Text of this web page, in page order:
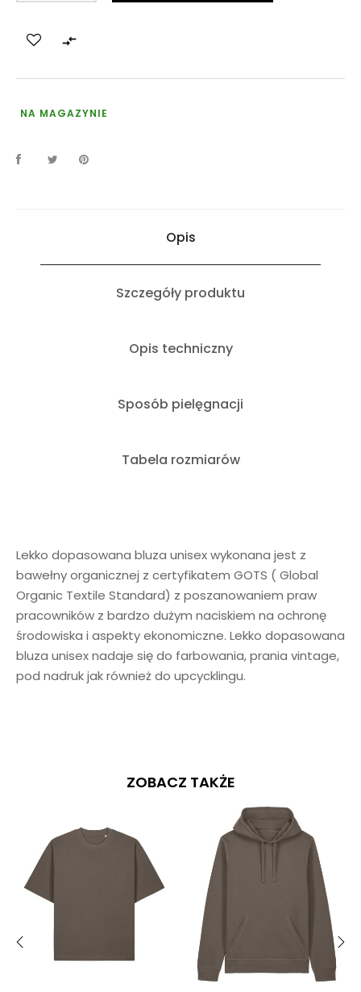

NA MAGAZYNIE
Opis
Szczegóły produktu
Opis techniczny
Sposób pielęgnacji
Tabela rozmiarów
Lekko dopasowana bluza unisex wykonana jest z
bawełny organicznej z certyfikatem GOTS ( Global
Organic Textile Standard) z poszanowaniem praw
pracowników z bardzo dużym naciskiem na ochronę
środowiska i aspekty ekonomiczne. Lekko dopasowana
bluza unisex nadaje się do farbowania, prania vintage,
pod nadruk jak również do upcycklingu.
ZOBACZ TAKŻE